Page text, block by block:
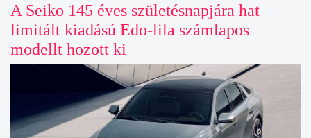
A Seiko 145 éves születésnapjára hat
limitált kiadású Edo-lila számlapos
modellt hozott ki